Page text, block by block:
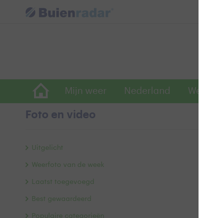
Mijn weer Nederland
Foto en video
Uitgelicht
Weerfoto van de week
Laatst toegevoegd
Best gewaardeerd
Populaire categorieën